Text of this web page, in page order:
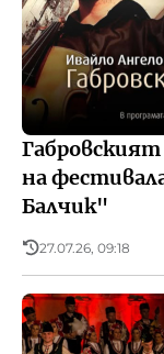
на
Балчик"
27.07.26, 09:18